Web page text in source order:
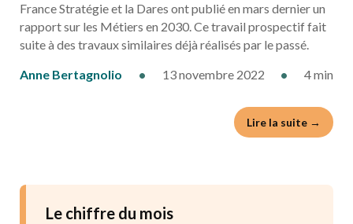
France Stratégie et la Dares ont publié en mars dernier un
rapport sur les Métiers en 2030. Ce travail prospectif fait
suite à des travaux similaires déjà réalisés par le passé.
Anne Bertagnolio
• 13 novembre 2022 • 4 min
Lire la suite →
Le chiffre du mois